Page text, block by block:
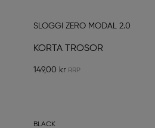
SLOGGI ZERO MODAL 2.0
KORTA TROSOR
149,00 kr
BLACK